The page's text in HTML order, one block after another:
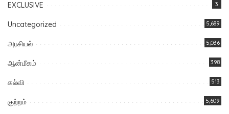
EXCLUSIVE 3
Uncategorized 5,689
அரசியல் 5,036
ஆன்மீகம் 398
கல்வி 513
குற்றம் 5,609